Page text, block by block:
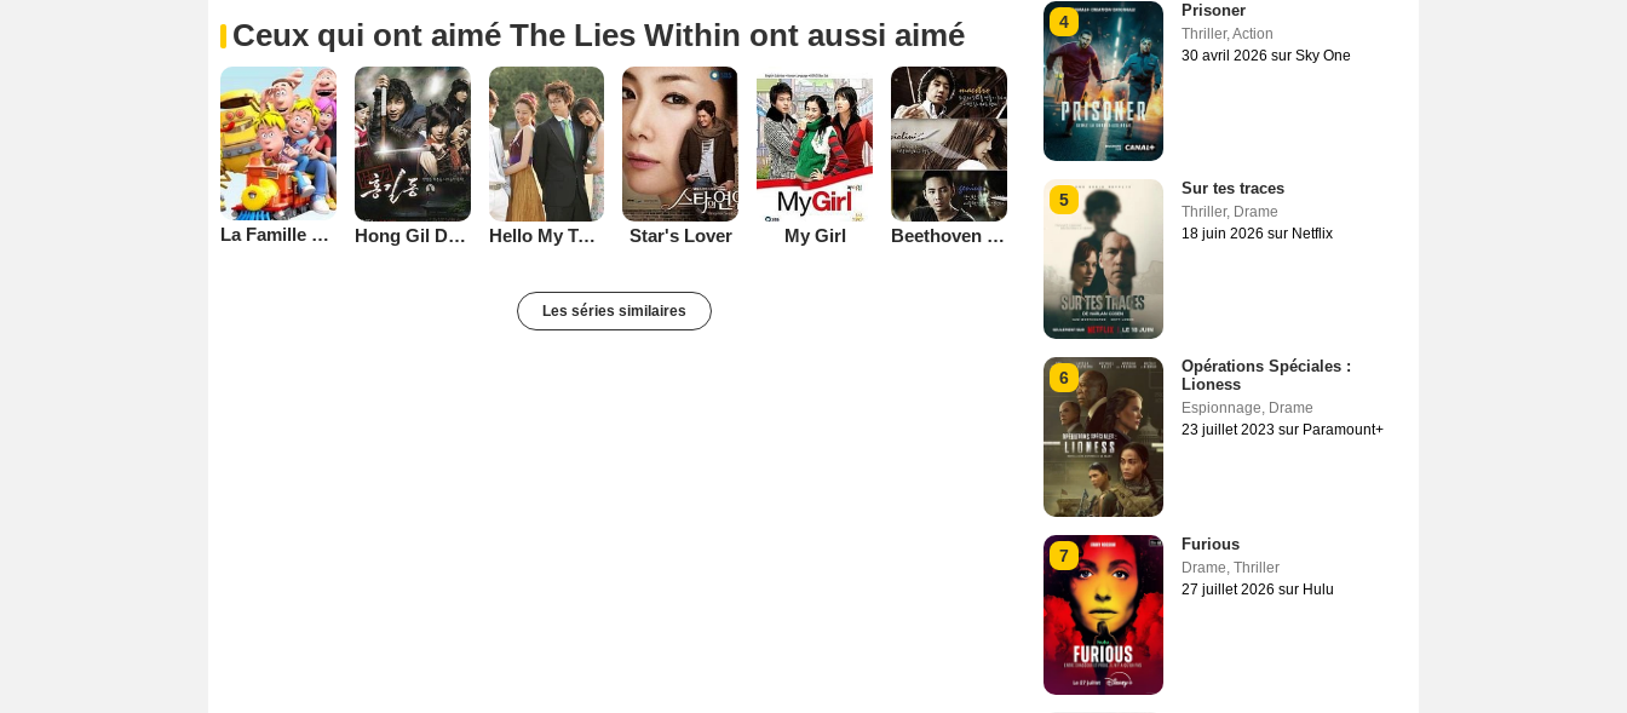
Ceux qui ont aimé The Lies Within ont aussi aimé
La Famille Ouf Hong Gil Dong Hello My Teacher Star's Lover My Girl Beethoven Virus
Les séries similaires
4
Prisoner
Thriller,Action
30 avril 2026 sur Sky One
5
Sur tes traces
Thriller, Drame
18 juin 2026 sur Netflix
6
Opérations Spéciales :
Lioness
Espionnage, Drame
23 juillet 2023 sur Paramount+
7
Furious
Drame, Thriller
27 juillet 2026 sur Hulu